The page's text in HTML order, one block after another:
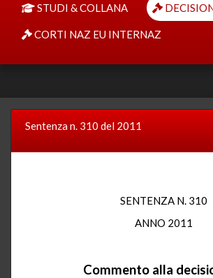
STUDI & COLLANA
CORTI NAZ EU INTERNAZ
Sentenza n. 310 del 2011
SENTENZA N. 310
ANNO 2011
Commento alla